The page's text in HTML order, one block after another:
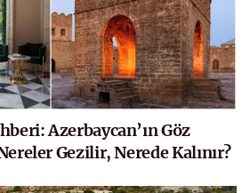
Azerbaycan’ın Göz
Gezilir, Nerede Kalınır?